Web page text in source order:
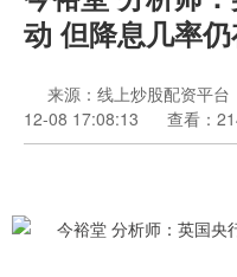
动 但降息几率
来源：线上炒股配资平台
12-08 17:08:13
查看：